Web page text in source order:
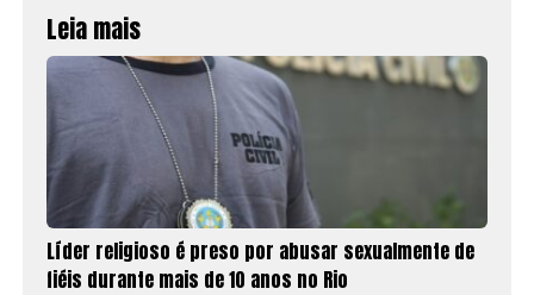
Leia mais
Líder religioso é preso por abusar sexualmente de
fiéis durante mais de 10 anos no Rio